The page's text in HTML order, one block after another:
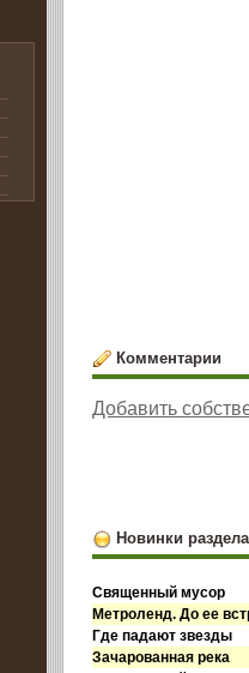
Комментарии
Добавить
Новинки раздела
Священный мусор
Метроленд. До ее
Где падают звезды
Зачарованная река